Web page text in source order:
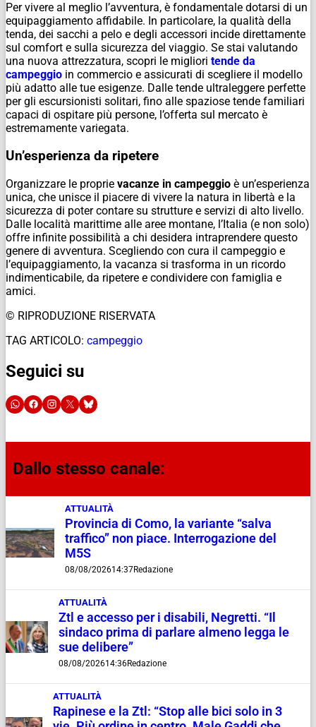
Per vivere al meglio l’avventura, è fondamentale dotarsi di un
equipaggiamento affidabile. In particolare, la qualità della
tenda, dei sacchi a pelo e degli accessori incide direttamente
sul comfort e sulla sicurezza del viaggio. Se stai valutando
una nuova attrezzatura, scopri le migliori tende da
campeggio in commercio e assicurati di scegliere il modello
più adatto alle tue esigenze. Dalle tende ultraleggere perfette
per gli escursionisti solitari, fino alle spaziose tende familiari
capaci di ospitare più persone, l’offerta sul mercato è
estremamente variegata.
Un’esperienza da ripetere
Organizzare le proprie vacanze in campeggio è un’esperienza
unica, che unisce il piacere di vivere la natura in libertà e la
sicurezza di poter contare su strutture e servizi di alto livello.
Dalle località marittime alle aree montane, l’Italia (e non solo)
offre infinite possibilità a chi desidera intraprendere questo
genere di avventura. Scegliendo con cura il campeggio e
l’equipaggiamento, la vacanza si trasforma in un ricordo
indimenticabile, da ripetere e condividere con famiglia e
amici.
© RIPRODUZIONE RISERVATA
TAG ARTICOLO: campeggio
Seguici su
Dallo stesso canale:
ATTUALITÀ
Provincia di Como, la variante “salva
traffico” non piace. Interrogazione del
M5S
08/08/202614:37Redazione
ATTUALITÀ
Ztl e accesso per i disabili, Negretti. “Il
sindaco prima di parlare almeno legga le
sue delibere”
08/08/202614:36Redazione
ATTUALITÀ
Rapinese e la Ztl: “Stop alle bici solo in 3